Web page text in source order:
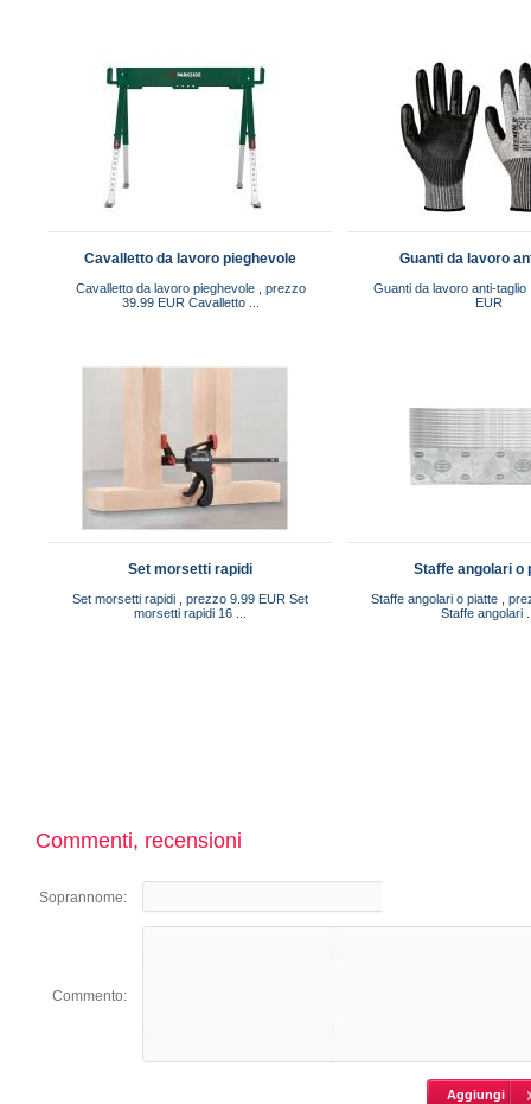
Cavalletto da lavoro pieghevole
Cavalletto da lavoro pieghevole , prezzo
39.99 EUR Cavalletto ...
Guanti da lavoro
Guanti da lavoro anti-taglio
EUR
Set morsetti rapidi
Set morsetti rapidi , prezzo 9.99 EUR Set
morsetti rapidi 16 ...
Staffe angolari o
Staffe angolari o piatte ,
Staffe angolari
Commenti, recensioni
Soprannome:
Commento: